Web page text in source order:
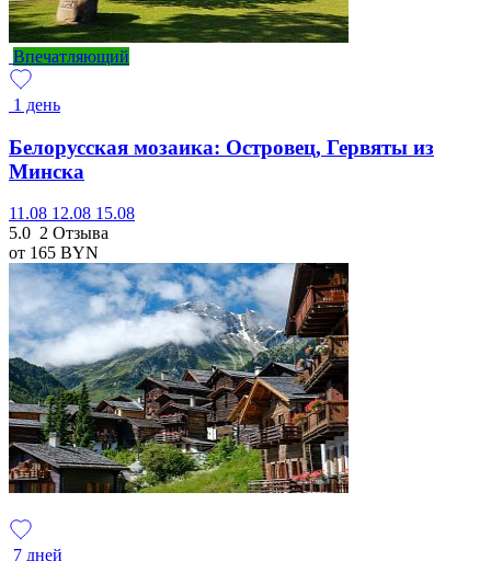
Впечатляющий
1 день
Белорусская мозаика: Островец, Гервяты из
Минска
11.08 12.08 15.08
5.0 2 Отзыва
от 165 BYN
7 дней